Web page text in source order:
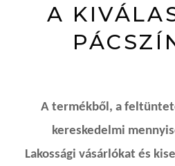
A
A termékből, a
kereskedelmi
Lakossági vásárlókat és